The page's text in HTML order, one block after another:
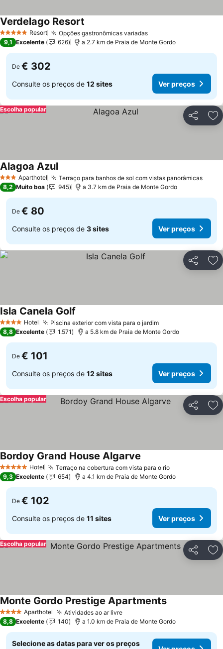
5 Estrelas Resort Opções gastronômicas variadas
Verdelago Resort
9,1 Excelente 626 a 2.7 km de Praia de Monte Gordo
De € 302
Consulte os preços de 12 sites Ver preços
Partilhar
Escolha popular
3 EstrelasAparthotel Terraço para banhos de sol com vistas panorâmicas
Alagoa Azul
8,2 Muito boa 945 a 3.7 km de Praia de Monte Gordo
De € 80
Consulte os preços de 3 sites Ver preços
Partilhar
4 EstrelasHotel Piscina exterior com vista para o jardim
Isla Canela Golf
8,8 Excelente 1.571 a 5.8 km de Praia de Monte Gordo
De € 101
Consulte os preços de 12 sites Ver preços
Partilhar
Escolha popular
5 Estrelas Hotel Terraço na cobertura com vista para o rio
Bordoy Grand House Algarve
9,3 Excelente 654 a 4.1 km de Praia de Monte Gordo
De € 102
Consulte os preços de 11 sites Ver preços
Partilhar
Escolha popular
4 EstrelasAparthotel Atividades ao ar livre
Monte Gordo Prestige Apartments
8,8 Excelente 140 a 1.0 km de Praia de Monte Gordo
Selecione as datas para ver os preços